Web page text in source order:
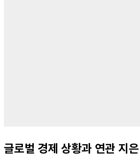
글로벌 경제 상황과 연관 지